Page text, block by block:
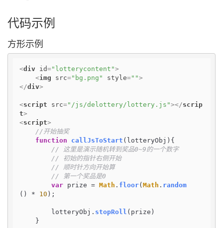
代码示例
方形示例
<div id="lotterycontent">
<img src="bg.png" style="">
</div>
<script src="/js/delottery/lottery.js"></scrip
t>
<script>
//开始抽奖
function
callJsToStart ( lotteryObj ){
// 这里是演示随机转到奖品0~9的一个数字
// 初始的指针右侧开始
// 顺时针方向开始算
// 第一个奖品是0
var prize = Math . floor( Math . random
() * 10 );
lotteryObj. stopRoll (prize)
}